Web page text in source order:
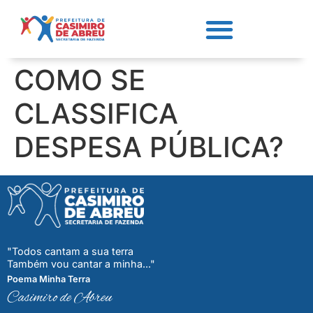
COMO SE
CLASSIFICA
DESPESA PÚBLICA?
"Todos cantam a sua terra
Também vou cantar a minha..."
Poema Minha Terra
Casimiro de Abreu